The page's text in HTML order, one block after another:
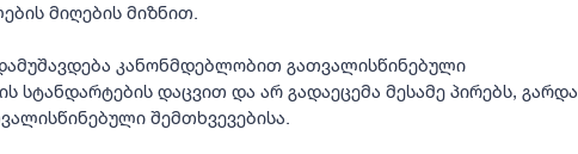
მიღების მიზნით.
კანონმდებლობით გათვალისწინებული
სტანდარტების დაცვით და არ გადაეცემა მესამე პირებს, გარდა
შემთხვევებისა.